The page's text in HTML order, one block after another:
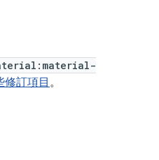
修訂項目 。